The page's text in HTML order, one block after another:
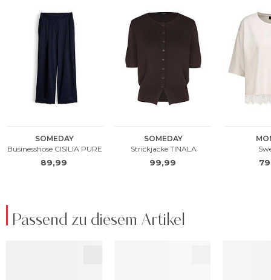
Passend zu diesem Artikel